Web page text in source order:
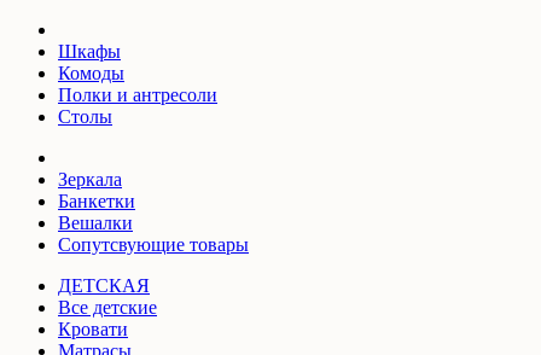
Шкафы
Комоды
Полки и антресоли
Столы
Зеркала
Банкетки
Вешалки
Сопутсвующие товары
ДЕТСКАЯ
Все детские
Кровати
Матрасы